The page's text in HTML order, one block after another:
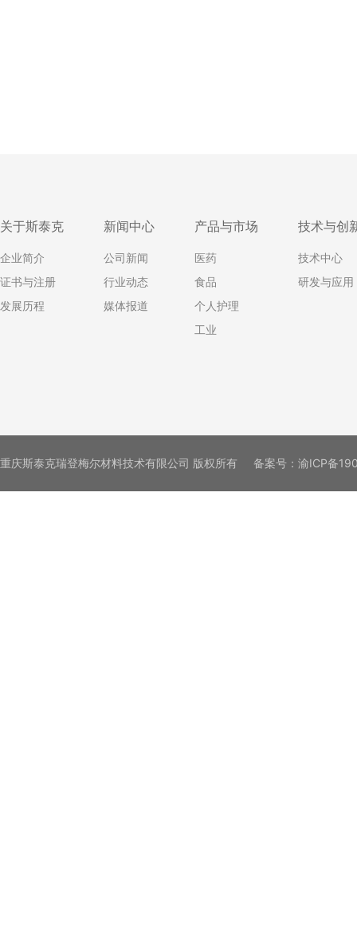
关于斯泰克
企业简介
证书与注册
发展历程
新闻中心
公司新闻
行业动态
媒体报道
产品与市场
医药
食品
个人护理
工业
技术与创
技术中心
研发与应用
重庆斯泰克瑞登梅尔材料技术有限公司 版权所有 备案号： 渝ICP备